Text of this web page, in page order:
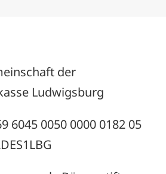
der
Ludwigsburg
6045 0050 0000 0182 05